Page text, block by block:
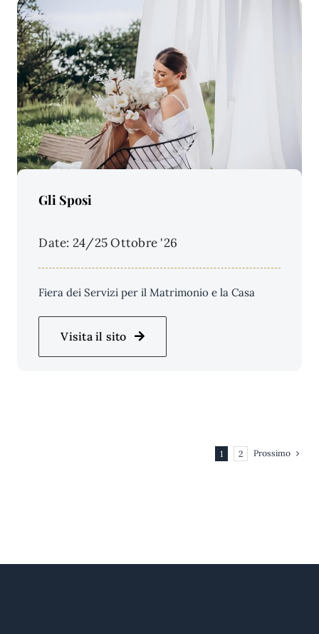
Gli Sposi
Date: 24/25 Ottobre '26
Fiera dei Servizi per il Matrimonio e la Casa
Visita il sito
1 2 Prossimo